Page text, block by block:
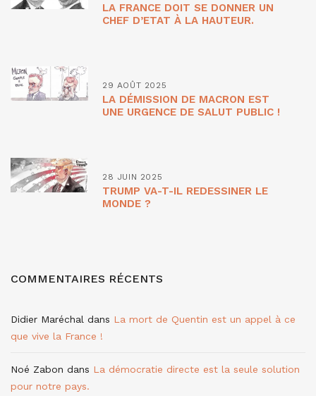
LA FRANCE DOIT SE DONNER UN
CHEF D’ETAT À LA HAUTEUR.
29 AOÛT 2025
LA DÉMISSION DE MACRON EST
UNE URGENCE DE SALUT PUBLIC !
28 JUIN 2025
TRUMP VA-T-IL REDESSINER LE
MONDE ?
COMMENTAIRES RÉCENTS
Didier Maréchal dans La mort de Quentin est un appel à ce
que vive la France !
Noé Zabon dans La démocratie directe est la seule solution
pour notre pays.